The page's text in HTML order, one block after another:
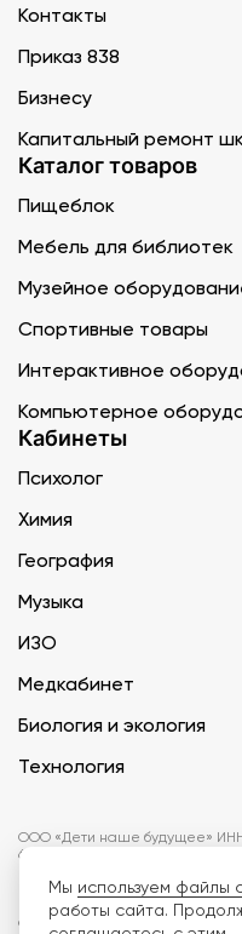
Контакты
Приказ 838
Бизнесу
Капитальный ремонт
Каталог товаров
Пищеблок
Мебель для библиотек
Музейное
Спортивные товары
Интерактивное
Компьютерное
Кабинеты
Психолог
Химия
География
Музыка
ИЗО
Медкабинет
Биология и экология
Технология
ООО «Дети наше будущее» ИНН
667101001 БИК 046577674
Информация на сайте не
могут отличаться от
собой право изменить цены и
Мы используем файлы
работы сайта.